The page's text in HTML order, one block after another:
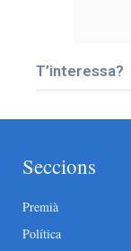
T’interessa?
Seccions
Premià
Política